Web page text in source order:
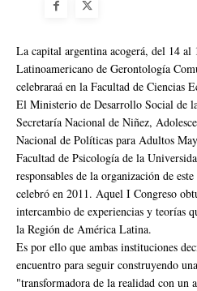
La capital argentina acogerá, del 14
Latinoamericano de Gerontología
celebraraá en la Facultad de Ciencias
El Ministerio de Desarrollo Social de
Secretaría Nacional de Niñez,
Nacional de Políticas para Adultos
Facultad de Psicología de la
responsables de la organización de
celebró en 2011. Aquel I Congreso
intercambio de experiencias y teorías
la Región de América Latina.
Es por ello que ambas instituciones
encuentro para seguir construyendo
"transformadora de la realidad con un